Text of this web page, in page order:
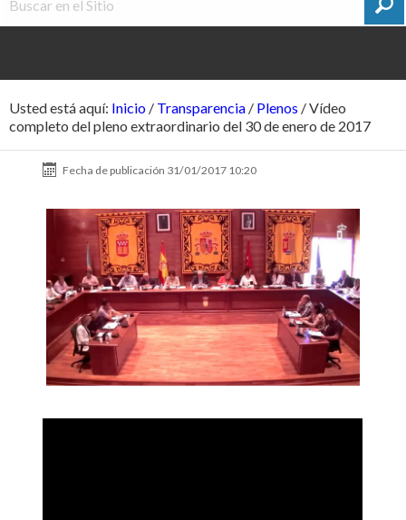
Usted está aquí: Inicio / Transparencia / Plenos /Vídeo
completo del pleno extraordinario del 30 de enero de 2017
Fecha de publicación 31/01/2017 10:20